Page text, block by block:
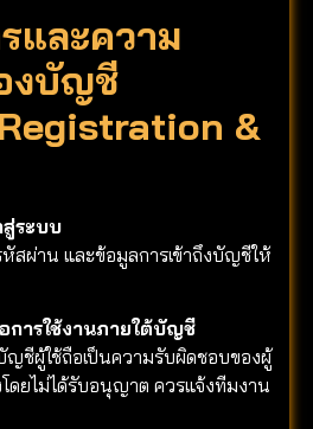
และความ
งบัญชี
&
สู่ระบบ
สผ่าน และข้อมูลการเข้าถึงบัญชีให้
การใช้งานภายใต้บัญชี
ญชีผู้ใช้ถือเป็นความรับผิดชอบของผู้
โดยไม่ได้รับอนุญาต ควรแจ้งทีมงาน